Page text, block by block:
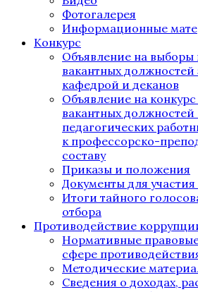
Фотогалерея
Информационные
Конкурс
Объявление на
вакантных
кафедрой и деканов
Объявление на
вакантных должностей
педагогических
к профессорско-
составу
Приказы и положения
Документы для участия
Итоги тайного
отбора
Противодействие
Нормативные
сфере
Методические
Сведения о доходах,